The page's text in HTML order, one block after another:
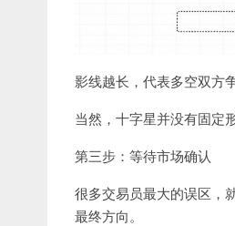
影线越长，代表多空双方
当然，十字星并没有固定
第三步：等待市场确认
很多交易员最大的误区，
最终方向。